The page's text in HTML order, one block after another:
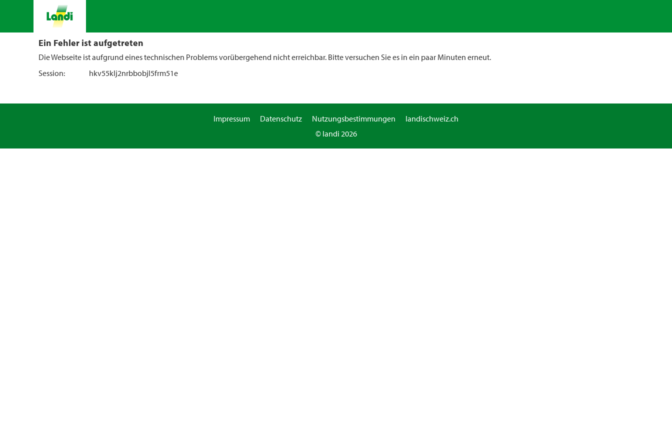
Ein Fehler ist aufgetreten
Die Webseite ist aufgrund eines technischen Problems vorübergehend nicht erreichbar. Bitte versuchen Sie es in ein paar Minuten erneut.
Session:
hkv55klj2nrbbobjl5frm51e
Impressum Datenschutz Nutzungsbestimmungen
landischweiz.ch
© landi 2026